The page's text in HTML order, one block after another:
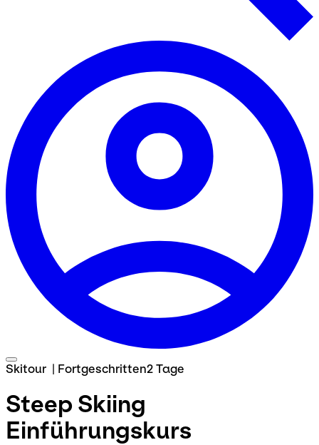
Skitour | Fortgeschritten2 Tage
Steep Skiing
Einführungskurs